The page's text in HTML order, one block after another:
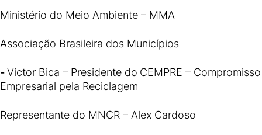
Ministério do Meio Ambiente – MMA
Associação Brasileira dos Municípios
-Victor Bica – Presidente do CEMPRE – Compromisso
Empresarial pela Reciclagem
Representante do MNCR – Alex Cardoso